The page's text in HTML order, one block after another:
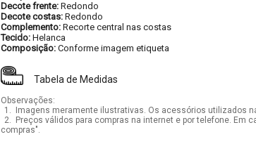
Decote frente: Redondo
Decote costas: Redondo
Complemento: Recorte central nas costas
Tecido: Helanca
Composição: Conforme imagem etiqueta
Tabela de Medidas
Observações:
1.
Imagens meramente ilustrativas. Os acessórios utilizados
2.
Preços válidos para compras na internet e por telefone. Em
compras".